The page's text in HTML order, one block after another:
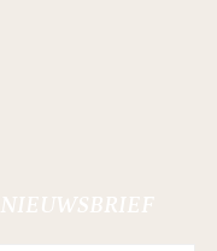
NIEUWSBRIEF